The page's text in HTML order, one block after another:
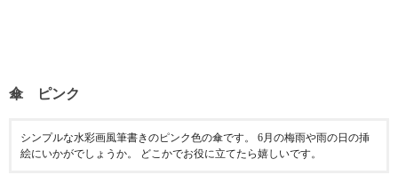
傘 ピンク
シンプルな水彩画風筆書きのピンク色の傘です。 6月の梅雨や雨の日の挿
絵にいかがでしょうか。 どこかでお役に立てたら嬉しいです。